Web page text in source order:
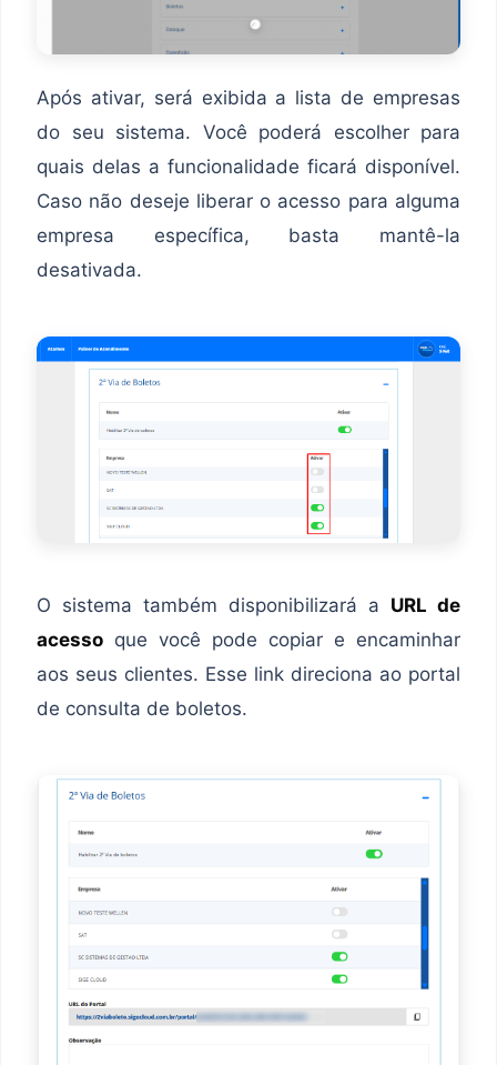
Após ativar, será exibida a lista de empresas
do seu sistema. Você poderá escolher para
quais delas a funcionalidade ficará disponível.
Caso não deseje liberar o acesso para alguma
empresa específica, basta mantê-la
desativada.
O sistema também disponibilizará a URL de
acesso que você pode copiar e encaminhar
aos seus clientes. Esse link direciona ao portal
de consulta de boletos.